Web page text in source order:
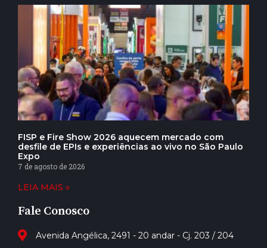
FISP e Fire Show 2026 aquecem mercado com
desfile de EPIs e experiências ao vivo no São Paulo
Expo
7 de agosto de 2026
LEIA MAIS »
Fale Conosco
Avenida Angélica, 2491 - 20 andar - Cj. 203 / 204